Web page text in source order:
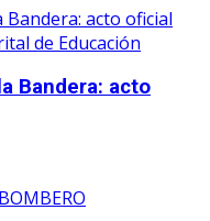
Bandera: acto